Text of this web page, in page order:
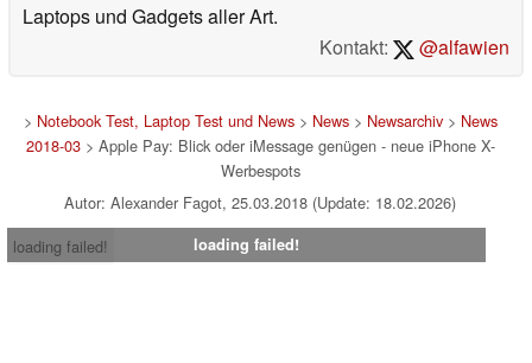
Laptops und Gadgets aller Art.
Kontakt:
@alfawien
> Notebook Test, Laptop Test und News> News> Newsarchiv> News
2018-03> Apple Pay: Blick oder iMessage genügen - neue iPhone X-
Werbespots
Autor: Alexander Fagot, 25.03.2018 (Update: 18.02.2026)
loading failed!
loading failed!